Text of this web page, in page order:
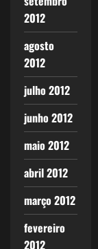
2012
agosto
2012
julho 2012
junho 2012
maio 2012
abril 2012
março 2012
fevereiro
2012